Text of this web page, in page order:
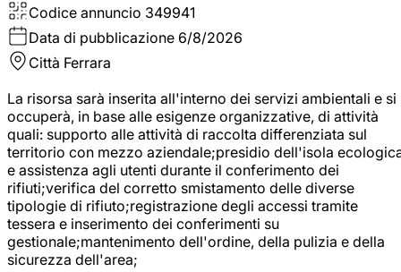
Codice annuncio 349941
Data di pubblicazione 6/8/2026
Città Ferrara
La risorsa sarà inserita all'interno dei servizi ambientali e si
occuperà, in base alle esigenze organizzative, di attività
quali: supporto alle attività di raccolta differenziata sul
territorio con mezzo aziendale;presidio dell'isola
e assistenza agli utenti durante il conferimento dei
rifiuti;verifica del corretto smistamento delle diverse
tipologie di rifiuto;registrazione degli accessi tramite
tessera e inserimento dei conferimenti su
gestionale;mantenimento dell'ordine, della pulizia e della
sicurezza dell'area;